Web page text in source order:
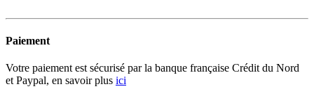
Paiement
Votre paiement est sécurisé par la banque française Crédit du Nord
et Paypal, en savoir plus ici